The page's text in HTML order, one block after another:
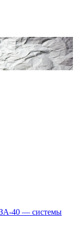
40 — системы